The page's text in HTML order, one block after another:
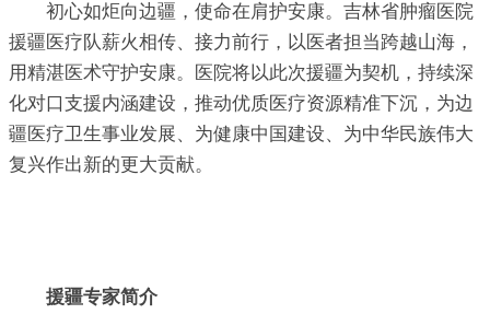
初心如炬向边疆，使命在肩护安康。吉林省肿瘤医院
援疆医疗队薪火相传、接力前行，以医者担当跨越山海，
用精湛医术守护安康。医院将以此次援疆为契机，持续深
化对口支援内涵建设，推动优质医疗资源精准下沉，为边
疆医疗卫生事业发展、为健康中国建设、为中华民族伟大
复兴作出新的更大贡献。
援疆专家简介